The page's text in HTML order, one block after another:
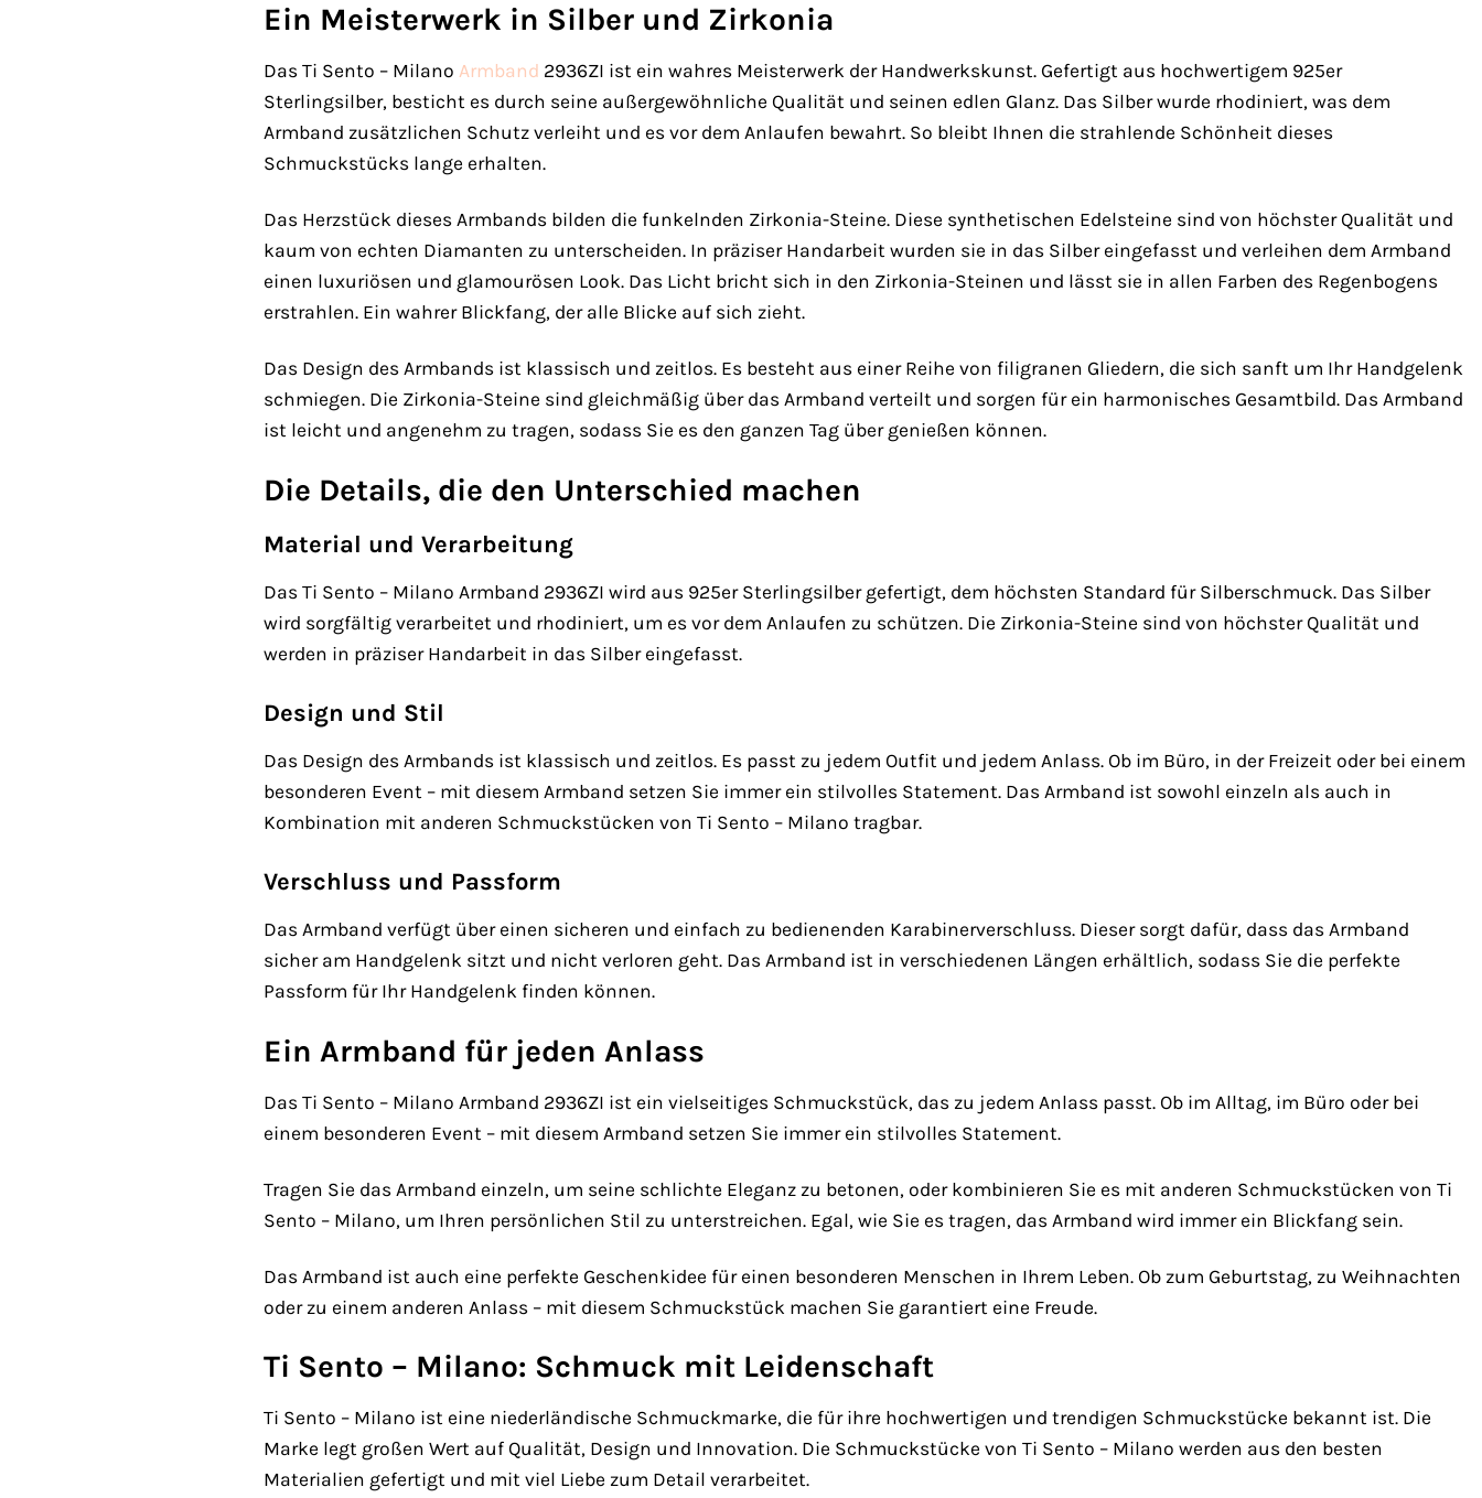
Ein Meisterwerk in Silber und Zirkonia
Das Ti Sento – Milano Armband 2936ZI ist ein wahres Meisterwerk der Handwerkskunst. Gefertigt aus hochwertigem 925er
Sterlingsilber, besticht es durch seine außergewöhnliche Qualität und seinen edlen Glanz. Das Silber wurde rhodiniert, was dem
Armband zusätzlichen Schutz verleiht und es vor dem Anlaufen bewahrt. So bleibt Ihnen die strahlende Schönheit dieses
Schmuckstücks lange erhalten.
Das Herzstück dieses Armbands bilden die funkelnden Zirkonia-Steine. Diese synthetischen Edelsteine sind von höchster Qualität und
kaum von echten Diamanten zu unterscheiden. In präziser Handarbeit wurden sie in das Silber eingefasst und verleihen dem Armband
einen luxuriösen und glamourösen Look. Das Licht bricht sich in den Zirkonia-Steinen und lässt sie in allen Farben des Regenbogens
erstrahlen. Ein wahrer Blickfang, der alle Blicke auf sich zieht.
Das Design des Armbands ist klassisch und zeitlos. Es besteht aus einer Reihe von filigranen Gliedern, die sich sanft um Ihr Handgelenk
schmiegen. Die Zirkonia-Steine sind gleichmäßig über das Armband verteilt und sorgen für ein harmonisches Gesamtbild. Das Armband
ist leicht und angenehm zu tragen, sodass Sie es den ganzen Tag über genießen können.
Die Details, die den Unterschied machen
Material und Verarbeitung
Das Ti Sento – Milano Armband 2936ZI wird aus 925er Sterlingsilber gefertigt, dem höchsten Standard für Silberschmuck. Das Silber
wird sorgfältig verarbeitet und rhodiniert, um es vor dem Anlaufen zu schützen. Die Zirkonia-Steine sind von höchster Qualität und
werden in präziser Handarbeit in das Silber eingefasst.
Design und Stil
Das Design des Armbands ist klassisch und zeitlos. Es passt zu jedem Outfit und jedem Anlass. Ob im Büro, in der Freizeit oder bei einem
besonderen Event – mit diesem Armband setzen Sie immer ein stilvolles Statement. Das Armband ist sowohl einzeln als auch in
Kombination mit anderen Schmuckstücken von Ti Sento – Milano tragbar.
Verschluss und Passform
Das Armband verfügt über einen sicheren und einfach zu bedienenden Karabinerverschluss. Dieser sorgt dafür, dass das Armband
sicher am Handgelenk sitzt und nicht verloren geht. Das Armband ist in verschiedenen Längen erhältlich, sodass Sie die perfekte
Passform für Ihr Handgelenk finden können.
Ein Armband für jeden Anlass
Das Ti Sento – Milano Armband 2936ZI ist ein vielseitiges Schmuckstück, das zu jedem Anlass passt. Ob im Alltag, im Büro oder bei
einem besonderen Event – mit diesem Armband setzen Sie immer ein stilvolles Statement.
Tragen Sie das Armband einzeln, um seine schlichte Eleganz zu betonen, oder kombinieren Sie es mit anderen Schmuckstücken von Ti
Sento – Milano, um Ihren persönlichen Stil zu unterstreichen. Egal, wie Sie es tragen, das Armband wird immer ein Blickfang sein.
Das Armband ist auch eine perfekte Geschenkidee für einen besonderen Menschen in Ihrem Leben. Ob zum Geburtstag, zu Weihnachten
oder zu einem anderen Anlass – mit diesem Schmuckstück machen Sie garantiert eine Freude.
Ti Sento – Milano: Schmuck mit Leidenschaft
Ti Sento – Milano ist eine niederländische Schmuckmarke, die für ihre hochwertigen und trendigen Schmuckstücke bekannt ist. Die
Marke legt großen Wert auf Qualität, Design und Innovation. Die Schmuckstücke von Ti Sento – Milano werden aus den besten
Materialien gefertigt und mit viel Liebe zum Detail verarbeitet.